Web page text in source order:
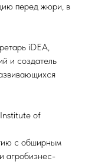
перед жюри, в
iDEA,
и создатель
of
с обширным
агробизнес-